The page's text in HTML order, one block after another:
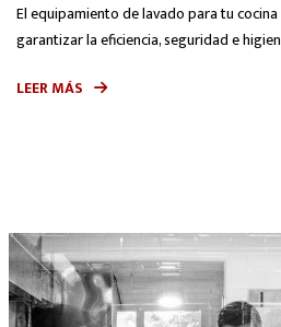
El equipamiento de lavado para tu
garantizar la eficiencia, seguridad e
LEER MÁS